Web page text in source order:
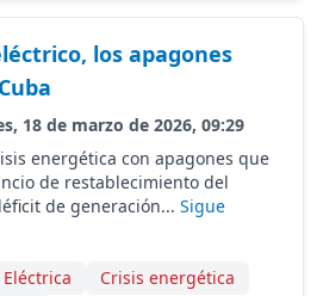
los apagones
18 de marzo de 2026, 09:29
energética con apagones que
de restablecimiento del
de generación... Sigue
Crisis energética